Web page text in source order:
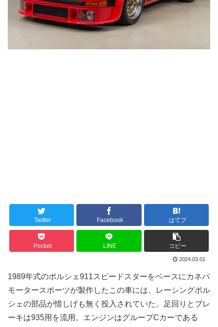
Twitter Facebook はてブ
Pocket LINE コピー
2024.03.01
1989年式のポルシェ911スピードスターをベースにカネパ
モータースポーツが製作したこの車には、レーシングポル
シェの部品が惜しげも無く投入されていた。足回りとブレ
ーキは935用を流用。エンジンはグループCカーである